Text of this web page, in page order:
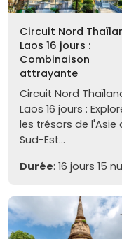
Circuit Nord
Laos 16 jours :
Combinaison
attrayante
Circuit Nord
Laos 16 jours :
les trésors de l'Asie
Sud-Est...
Durée: 16 jours 15